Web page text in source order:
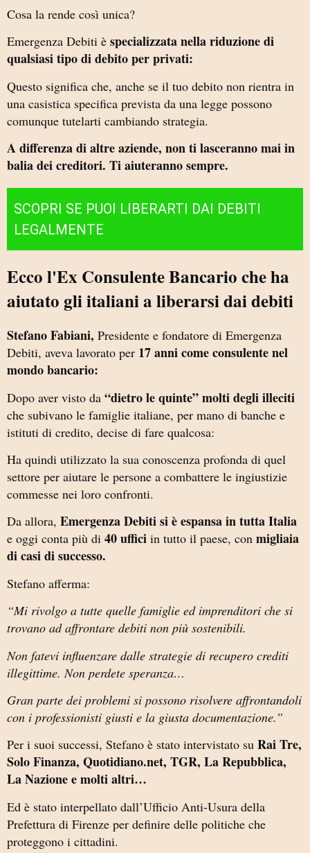
Cosa la rende così unica?
Emergenza Debiti è specializzata nella riduzione di
qualsiasi tipo di debito per privati:
Questo significa che, anche se il tuo debito non rientra in
una casistica specifica prevista da una legge possono
comunque tutelarti cambiando strategia.
A differenza di altre aziende, non ti lasceranno mai in
balia dei creditori. Ti aiuteranno sempre.
SCOPRI SE PUOI LIBERARTI DAI DEBITI
LEGALMENTE
Ecco l'Ex Consulente Bancario che ha
aiutato gli italiani a liberarsi dai debiti
Stefano Fabiani, Presidente e fondatore di Emergenza
Debiti, aveva lavorato per 17 anni come consulente nel
mondo bancario:
Dopo aver visto da “dietro le quinte” molti degli illeciti
che subivano le famiglie italiane, per mano di banche e
istituti di credito, decise di fare qualcosa:
Ha quindi utilizzato la sua conoscenza profonda di quel
settore per aiutare le persone a combattere le ingiustizie
commesse nei loro confronti.
Da allora, Emergenza Debiti si è espansa in tutta Italia
e oggi conta più di 40 uffici in tutto il paese, con migliaia
di casi di successo.
Stefano afferma:
“Mi rivolgo a tutte quelle famiglie ed imprenditori che si
trovano ad affrontare debiti non più sostenibili.
Non fatevi influenzare dalle strategie di recupero crediti
illegittime. Non perdete speranza…
Gran parte dei problemi si possono risolvere affrontandoli
con i professionisti giusti e la giusta documentazione.”
Per i suoi successi, Stefano è stato intervistato su Rai Tre,
Solo Finanza, Quotidiano.net, TGR, La Repubblica,
La Nazione e molti altri…
Ed è stato interpellato dall’Ufficio Anti-Usura della
Prefettura di Firenze per definire delle politiche che
proteggono i cittadini.